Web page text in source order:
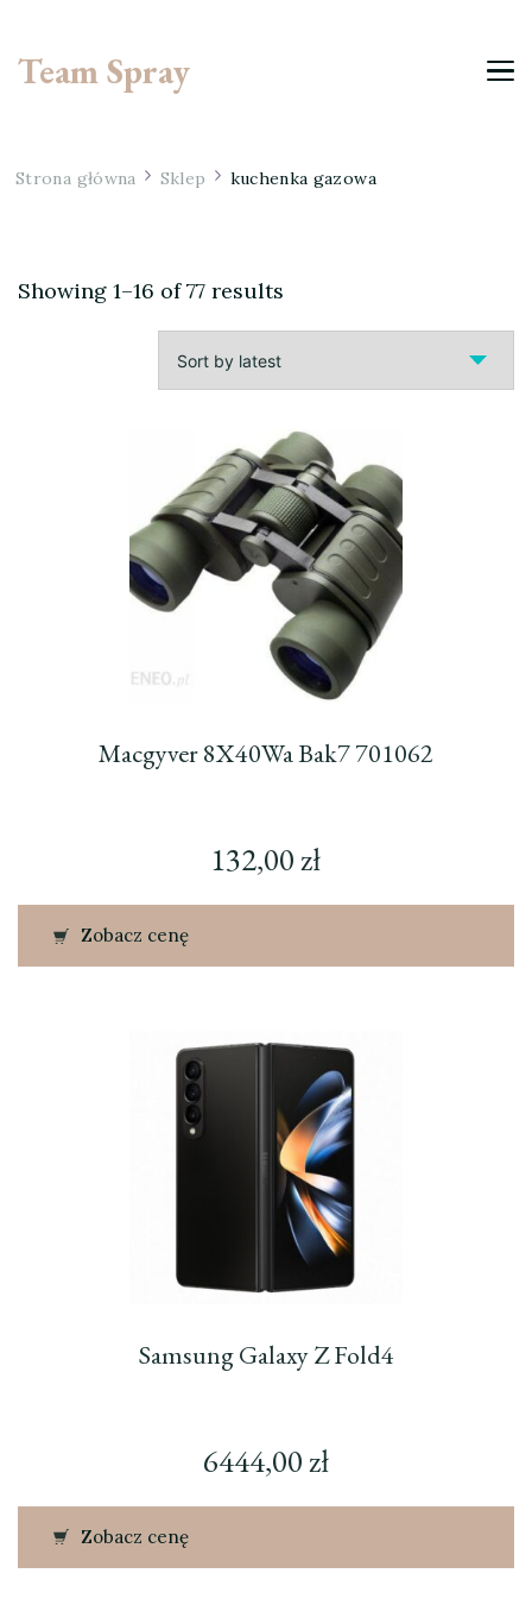
Team Spray
Strona główna Sklep kuchenka gazowa
Showing 1–16 of 77 results
Macgyver 8X40Wa Bak7 701062
132,00zł
Zobacz cenę
Samsung Galaxy Z Fold4
6444,00zł
Zobacz cenę